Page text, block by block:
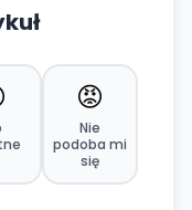
😡
Nie
podoba mi
się